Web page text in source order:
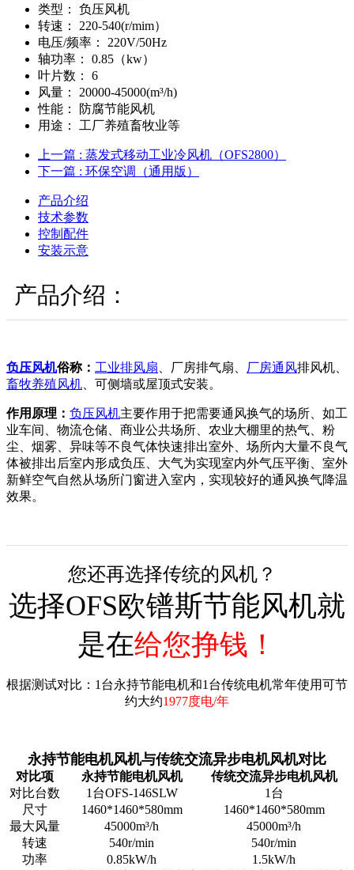
类型：
负压风机
转速：
220-540(r/mim）
电压/频率：
220V/50Hz
轴功率：
0.85（kw）
叶片数：
6
风量：
20000-45000(m³/h)
性能：
防腐节能风机
用途：
工厂养殖畜牧业等
上一篇 : 蒸发式移动工业冷风机（OFS2800）
下一篇 : 环保空调（通用版）
产品介绍
技术参数
控制配件
安装示意
产品介绍：
负压风机俗称： 工业排风扇 、厂房排气扇、 厂房通风排风机、
畜牧养殖风机 、可侧墙或屋顶式安装。
作用原理： 负压风机主要作用于把需要通风换气的场所、如工
业车间、物流仓储、商业公共场所、农业大棚里的热气、粉
尘、烟雾、异味等不良气体快速排出室外、场所内大量不良气
体被排出后室内形成负压、大气为实现室内外气压平衡、室外
新鲜空气自然从场所门窗进入室内，实现较好的通风换气降温
效果。
您还再选择传统的风机？
选择OFS欧镨斯节能风机就
是在给您挣钱！
根据测试对比：1台永持节能电机和1台传统电机常年使用可节
约大约1977度电/年
永持节能电机风机与传统交流异步电机风机对比
对比项 永持节能电机风机
传统交流异步电机风机
对比台数
1台OFS-146SLW
1台
尺寸
1460*1460*580mm
1460*1460*580mm
最大风量
45000m³/h
45000m³/h
转速
540r/min
540r/min
功率
0.85kW/h
1.5kW/h